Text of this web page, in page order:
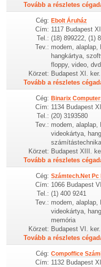
Tovább a részletes
Cég: Ebolt Áruház
Cím: 1117 Budapest
Tel.: (18) 899222, (1)
Tev.: modem, alaplap,
hangkártya,
floppy, video,
Körzet: Budapest XI. ker.
Tovább a részletes
Cég: Binarix
Cím: 1134 Budapest
Tel.: (20) 3193580
Tev.: modem, alaplap,
videokártya,
Körzet: Budapest XIII.
Tovább a részletes
Cég: Számtech.Net Pc
Cím: 1066 Budapest
Tel.: (1) 400 9241
Tev.: modem, alaplap,
videokártya,
memória
Körzet: Budapest VI. ker.
Tovább a részletes
Cég: Compoffice
Cím: 1132 Budapest